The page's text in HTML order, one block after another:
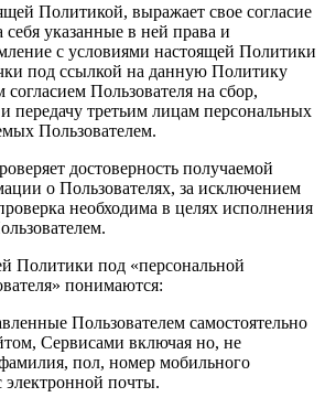
Политикой, выражает свое согласие
указанные в ней права и
с условиями настоящей Политики
под ссылкой на данную Политику
Пользователя на сбор,
передачу третьим лицам персональных
Пользователем.
достоверность получаемой
о Пользователях, за исключением
необходима в целях исполнения
Политики под «персональной
понимаются:
Пользователем самостоятельно
Сервисами включая но, не
пол, номер мобильного
электронной почты.